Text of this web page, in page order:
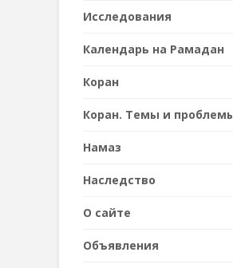
Исследования
Календарь на Рамадан
Коран
Коран. Темы и
Намаз
Наследствo
О сайте
Объявления